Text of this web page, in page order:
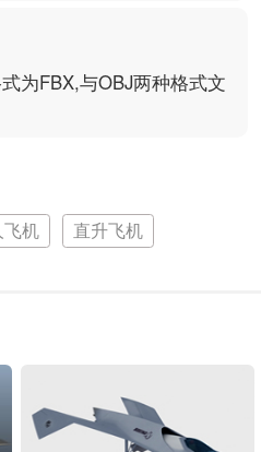
为FBX,与OBJ两种格式文
机 直升飞机